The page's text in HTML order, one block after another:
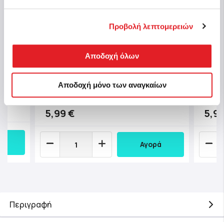
Προβολή λεπτομερειών
Αποδοχή όλων
Αποδοχή μόνο των αναγκαίων
TY Beanie Boos Sissy Χνουδωτό
Κωδ.: 1607-36570
5,99 €
Αγορά
ΤΥ
Περιγραφή